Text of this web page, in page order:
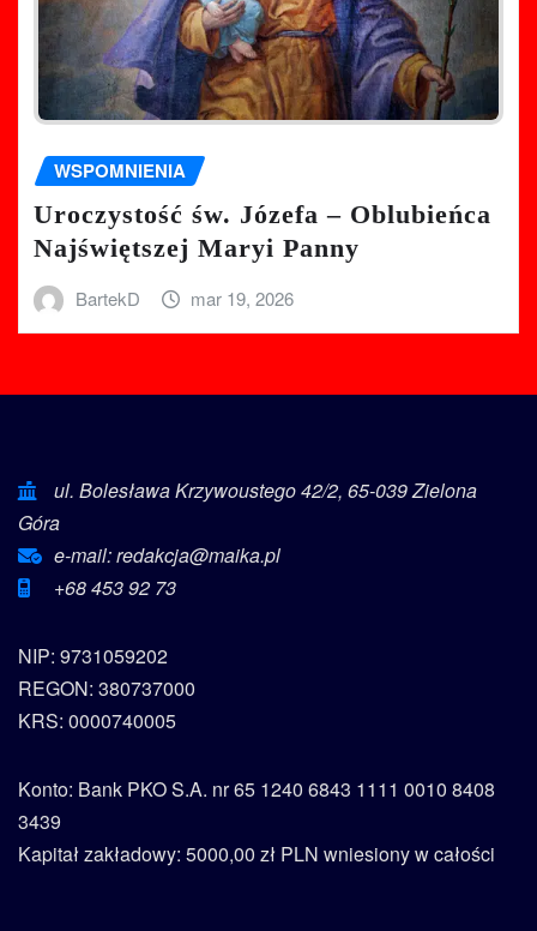
WSPOMNIENIA
Uroczystość św. Józefa – Oblubieńca
Najświętszej Maryi Panny
BartekD mar 19, 2026
ul. Bolesława Krzywoustego 42/2, 65-039 Zielona
Góra
e-mail: redakcja@maika.pl
+68 453 92 73
NIP: 9731059202
REGON: 380737000
KRS: 0000740005
Konto: Bank PKO S.A. nr 65 1240 6843 1111 0010 8408
3439
Kapitał zakładowy: 5000,00 zł PLN wniesiony w całości